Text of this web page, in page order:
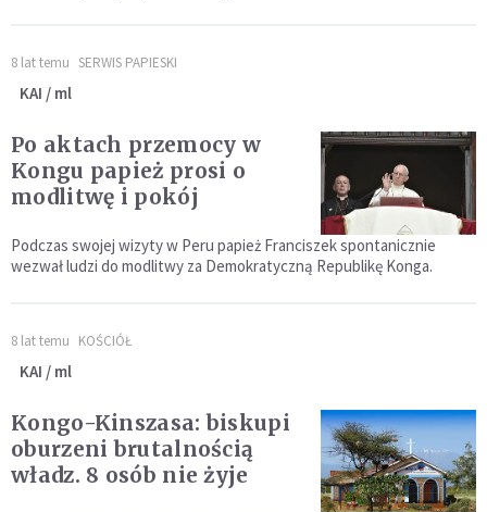
8 lat temu SERWIS PAPIESKI
KAI / ml
Po aktach przemocy w
Kongu papież prosi o
modlitwę i pokój
Podczas swojej wizyty w Peru papież Franciszek spontanicznie
wezwał ludzi do modlitwy za Demokratyczną Republikę Konga.
8 lat temu KOŚCIÓŁ
KAI / ml
Kongo-Kinszasa: biskupi
oburzeni brutalnością
władz. 8 osób nie żyje